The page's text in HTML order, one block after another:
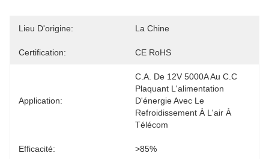
Lieu D'origine: La Chine
Certification: CE RoHS
Application:
C.A. De 12V 5000A Au C.C
Plaquant L'alimentation
D'énergie Avec Le
Refroidissement À L'air À
Télécom
Efficacité: >85%